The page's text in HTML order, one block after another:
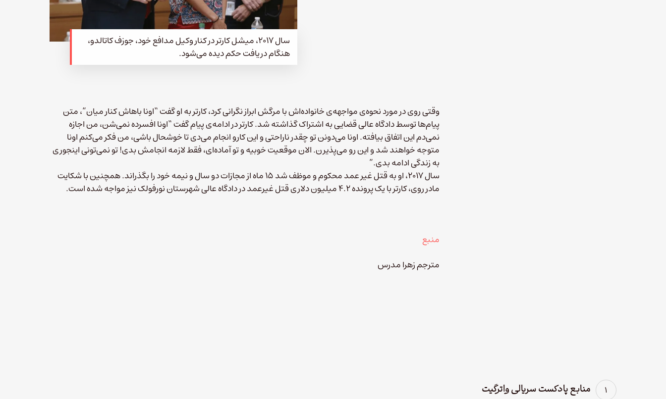
سال ۲۰۱۷، میشل کارتر در کنار وکیل مدافع خود، جوزف کاتالدو،
هنگام دریافت حکم دیده می‌شود.
وقتی روی در مورد نحوه‌ی مواجهه‌ی خانواده‌اش با مرگش ابراز نگرانی کرد، کارتر به او گفت “اونا باهاش کنار میان”، متن
پیام‌ها توسط دادگاه عالی قضایی به اشتراک گذاشته شد. کارتر در ادامه‌ی پیام گفت “اونا افسرده نمی‌شن، من اجازه
نمی‌دم این اتفاق بیافته. اونا می‌دونن تو چقدر ناراحتی و این کارو انجام می‌دی تا خوشحال باشی، من فکر می‌کنم اونا
متوجه خواهند شد و این رو می‌پذیرن. الان موقعیت خوبیه و تو آماده‌ای، فقط لازمه انجامش بدی! تو نمی‌تونی اینجوری
به زندگی ادامه بدی.”
سال ۲۰۱۷، او به قتل غیر عمد محکوم و موظف شد ۱۵ ماه از مجازات دو سال و نیمه خود را بگذراند. همچنین با شکایت
مادر روی، کارتر با یک پرونده ۴.۲ میلیون دلاری قتل غیرعمد در دادگاه عالی شهرستان نورفولک نیز مواجه شده است.
منبع
مترجم زهرا مدرس
منابع پادکست سریالی واترگیت